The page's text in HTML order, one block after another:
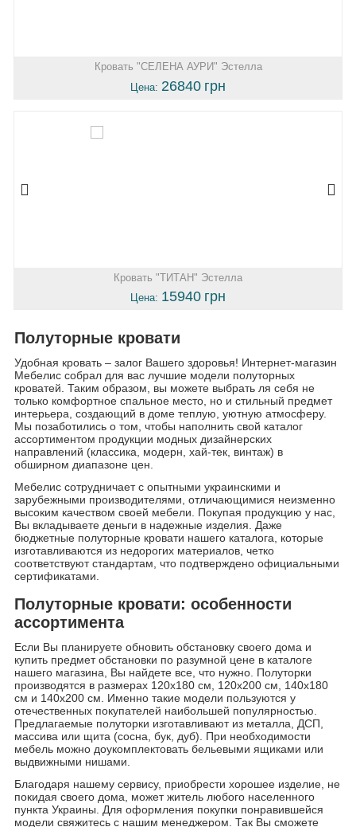
Кровать "СЕЛЕНА АУРИ" Эстелла
Цена: 26840 грн
Кровать "ТИТАН" Эстелла
Цена: 15940 грн
Полуторные кровати
Удобная кровать – залог Вашего здоровья! Интернет-магазин
Мебелис собрал для вас лучшие модели полуторных
кроватей. Таким образом, вы можете выбрать ля себя не
только комфортное спальное место, но и стильный предмет
интерьера, создающий в доме теплую, уютную атмосферу.
Мы позаботились о том, чтобы наполнить свой каталог
ассортиментом продукции модных дизайнерских
направлений (классика, модерн, хай-тек, винтаж) в
обширном диапазоне цен.
Мебелис сотрудничает с опытными украинскими и
зарубежными производителями, отличающимися неизменно
высоким качеством своей мебели. Покупая продукцию у нас,
Вы вкладываете деньги в надежные изделия. Даже
бюджетные полуторные кровати нашего каталога, которые
изготавливаются из недорогих материалов, четко
соответствуют стандартам, что подтверждено официальными
сертификатами.
Полуторные кровати: особенности
ассортимента
Если Вы планируете обновить обстановку своего дома и
купить предмет обстановки по разумной цене в каталоге
нашего магазина, Вы найдете все, что нужно. Полуторки
производятся в размерах 120х180 см, 120х200 см, 140х180
см и 140х200 см. Именно такие модели пользуются у
отечественных покупателей наибольшей популярностью.
Предлагаемые полуторки изготавливают из металла, ДСП,
массива или щита (сосна, бук, дуб). При необходимости
мебель можно доукомплектовать бельевыми ящиками или
выдвижными нишами.
Благодаря нашему сервису, приобрести хорошее изделие, не
покидая своего дома, может житель любого населенного
пункта Украины. Для оформления покупки понравившейся
модели свяжитесь с нашим менеджером. Так Вы сможете